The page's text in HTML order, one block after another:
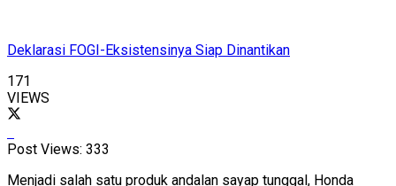
Deklarasi FOGI-Eksistensinya Siap Dinantikan
171
VIEWS
Post Views: 333
Menjadi salah satu produk andalan sayap tunggal, Honda